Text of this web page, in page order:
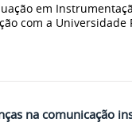
em
com a
na comunicação